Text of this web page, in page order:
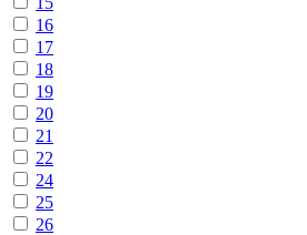
16
17
18
19
20
21
22
24
25
26